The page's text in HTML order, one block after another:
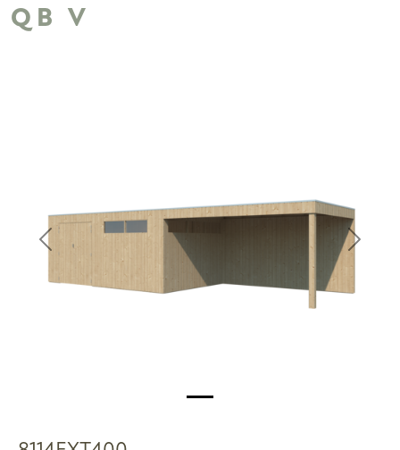
QB V
Previous Next